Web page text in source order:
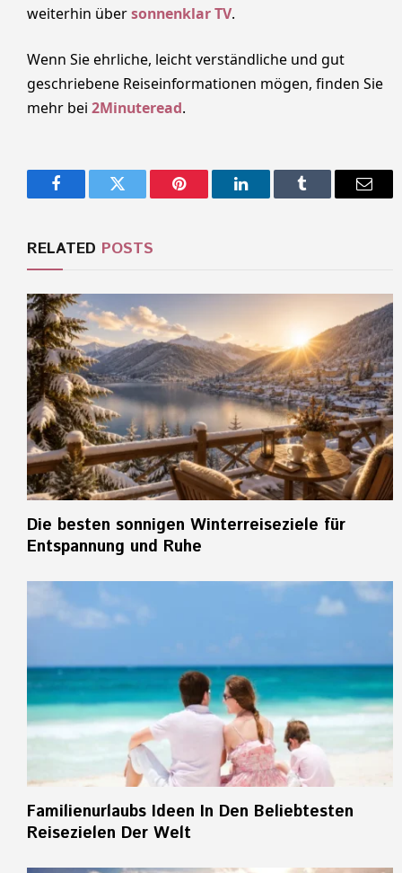
weiterhin übersonnenklar TV.
Wenn Sie ehrliche, leicht verständliche und gut
geschriebene Reiseinformationen mögen, finden Sie
mehr bei 2Minuteread.
FacebookTwitter Pinterest LinkedInTumblr Email
RELATED POSTS
Die besten sonnigen Winterreiseziele für
Entspannung und Ruhe
Familienurlaubs Ideen In Den Beliebtesten
Reisezielen Der Welt